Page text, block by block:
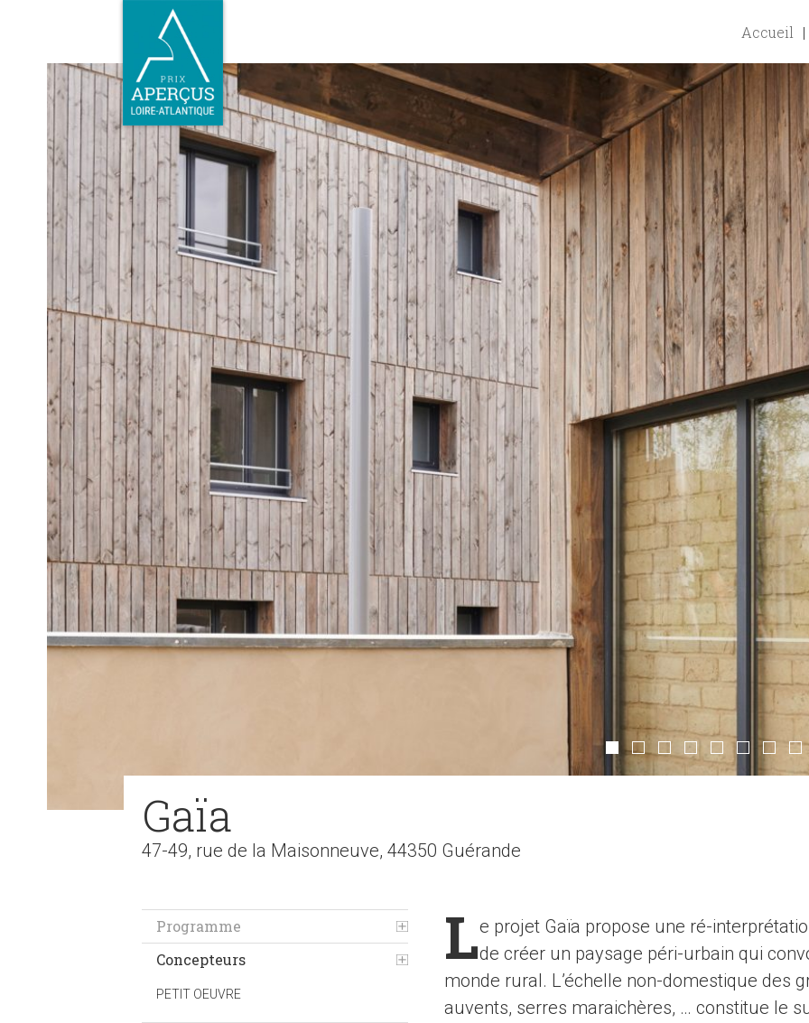
Accueil
Gaïa
47-49, rue de la Maisonneuve, 44350 Guérande
Programme
Concepteurs
PETIT OEUVRE
Le projet Gaïa propose une ré-
de créer un paysage péri-urbain qui
monde rural. L’échelle non-domestique des
auvents, serres maraichères, … constitue le